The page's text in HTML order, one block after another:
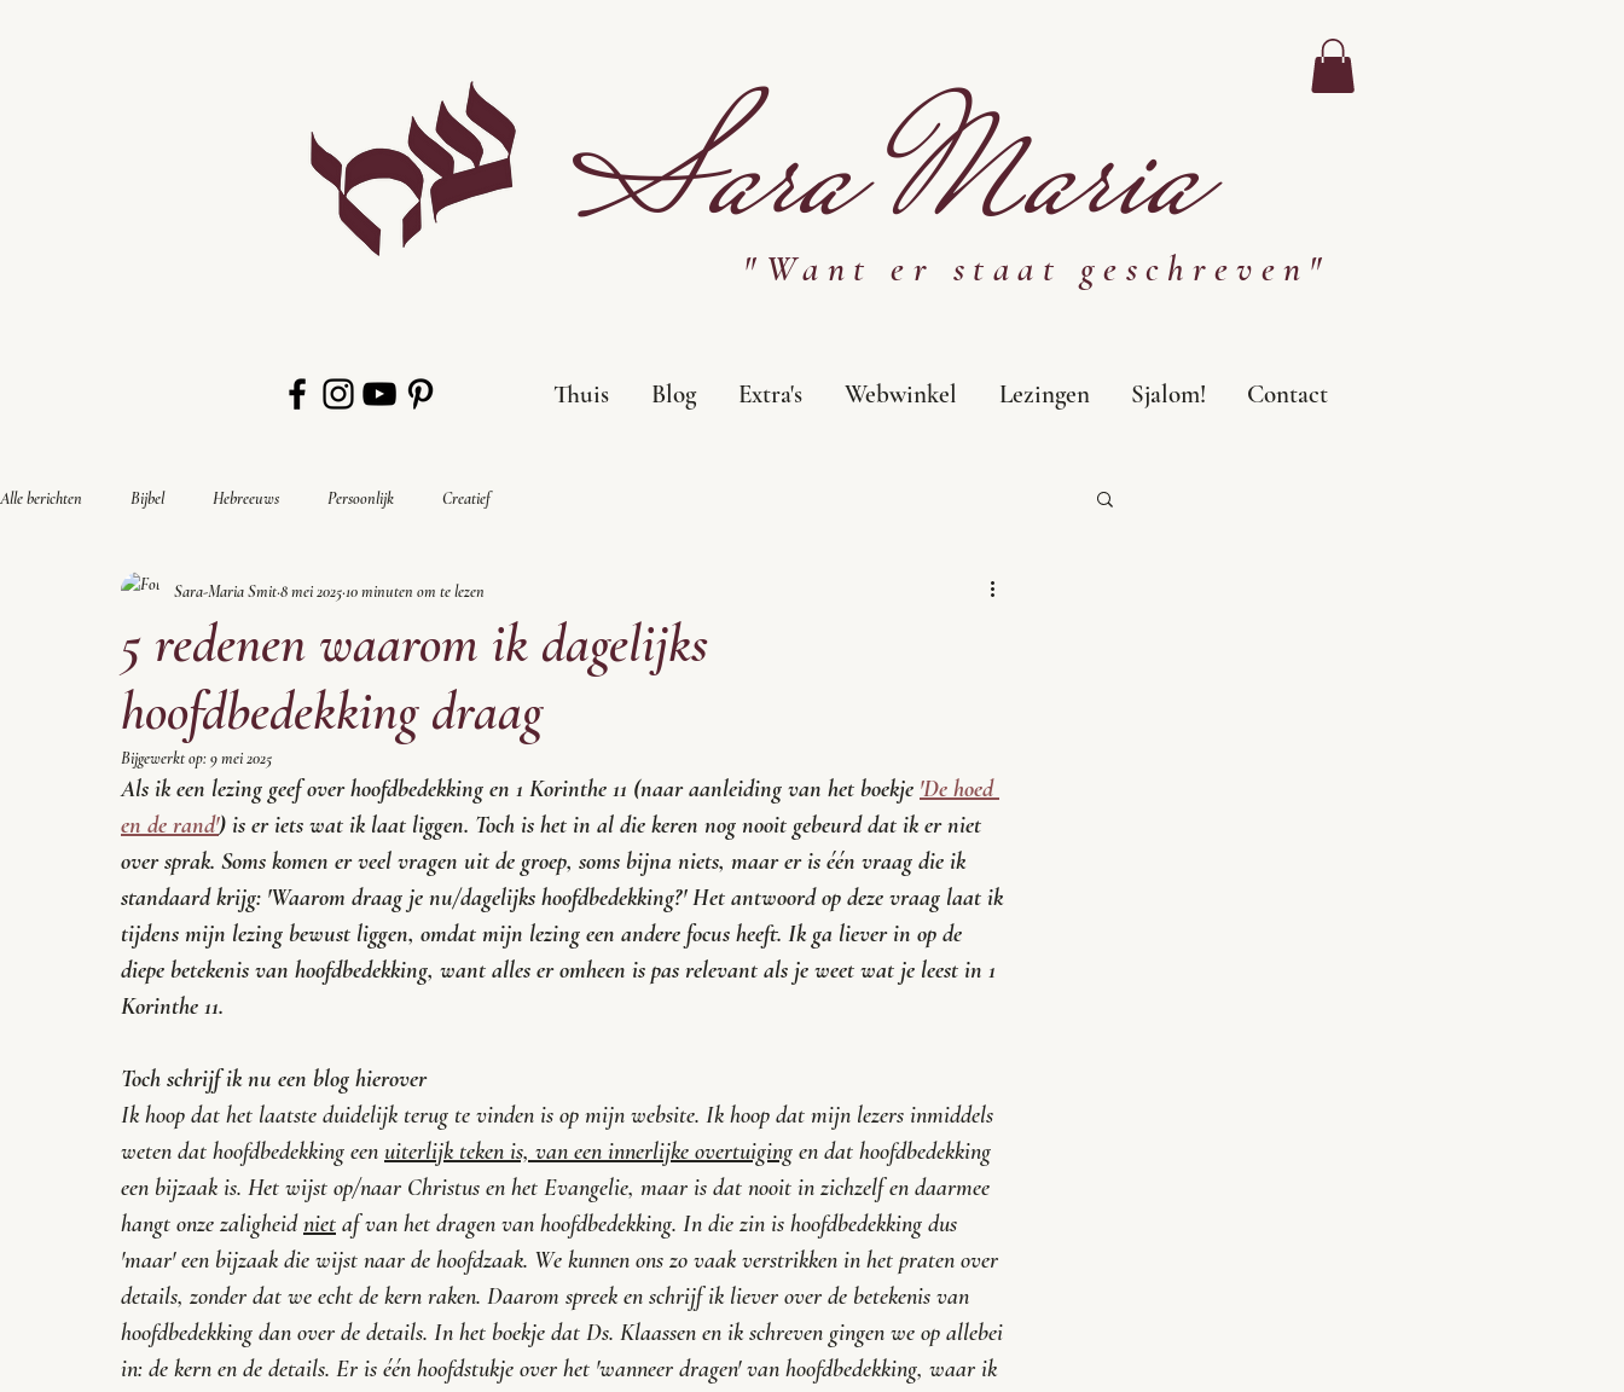
Sara Maria
"Want er staat geschreven"
Thuis Blog Extra's Webwinkel Lezingen Sjalom! Contact
Alle berichten Bijbel Hebreeuws Persoonlijk Creatief
5 redenen waarom ik dagelijks
hoofdbedekking draag
Sara-Maria Smit8 mei 202510 minuten om te lezen
Bijgewerkt op:9 mei 2025
Als ik een lezing geef over hoofdbedekking en 1 Korinthe 11 (naar aanleiding van het boekje 'De hoed
en de rand') is er iets wat ik laat liggen. Toch is het in al die keren nog nooit gebeurd dat ik er niet
over sprak. Soms komen er veel vragen uit de groep, soms bijna niets, maar er is één vraag die ik
standaard krijg: 'Waarom draag je nu/dagelijks hoofdbedekking?' Het antwoord op deze vraag laat ik
tijdens mijn lezing bewust liggen, omdat mijn lezing een andere focus heeft. Ik ga liever in op de
diepe betekenis van hoofdbedekking, want alles er omheen is pas relevant als je weet wat je leest in 1
Korinthe 11.
Toch schrijf ik nu een blog hierover
Ik hoop dat het laatste duidelijk terug te vinden is op mijn website. Ik hoop dat mijn lezers inmiddels
weten dat hoofdbedekking een uiterlijk teken is, van een innerlijke overtuiging en dat hoofdbedekking
een bijzaak is. Het wijst op/naar Christus en het Evangelie, maar is dat nooit in zichzelf en daarmee
hangt onze zaligheid niet af van het dragen van hoofdbedekking. In die zin is hoofdbedekking dus
'maar' een bijzaak die wijst naar de hoofdzaak. We kunnen ons zo vaak verstrikken in het praten over
details, zonder dat we echt de kern raken. Daarom spreek en schrijf ik liever over de betekenis van
hoofdbedekking dan over de details. In het boekje dat Ds. Klaassen en ik schreven gingen we op allebei
in: de kern en de details. Er is één hoofdstukje over het 'wanneer dragen' van hoofdbedekking, waar ik